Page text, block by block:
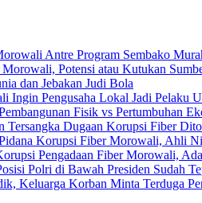
Antre Program Sembako
Potensi atau Kutukan
dan Jebakan Judi Bola
Ingin Pengusaha Lokal Jadi Pelaku
Fisik vs Pertumbuhan
Tersangka Dugaan Korupsi Fiber
Korupsi Fiber Morowali, Ahli
Pengadaan Fiber Morowali,
Polri di Bawah Presiden Sudah
Keluarga Korban Minta Terduga